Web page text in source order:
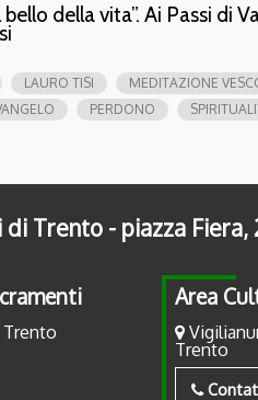
della vita”. Ai Passi di
LAURO TISI
MEDITAZIONE
PERDONO
Trento - piazza Fiera,
Trento
Area
Trento